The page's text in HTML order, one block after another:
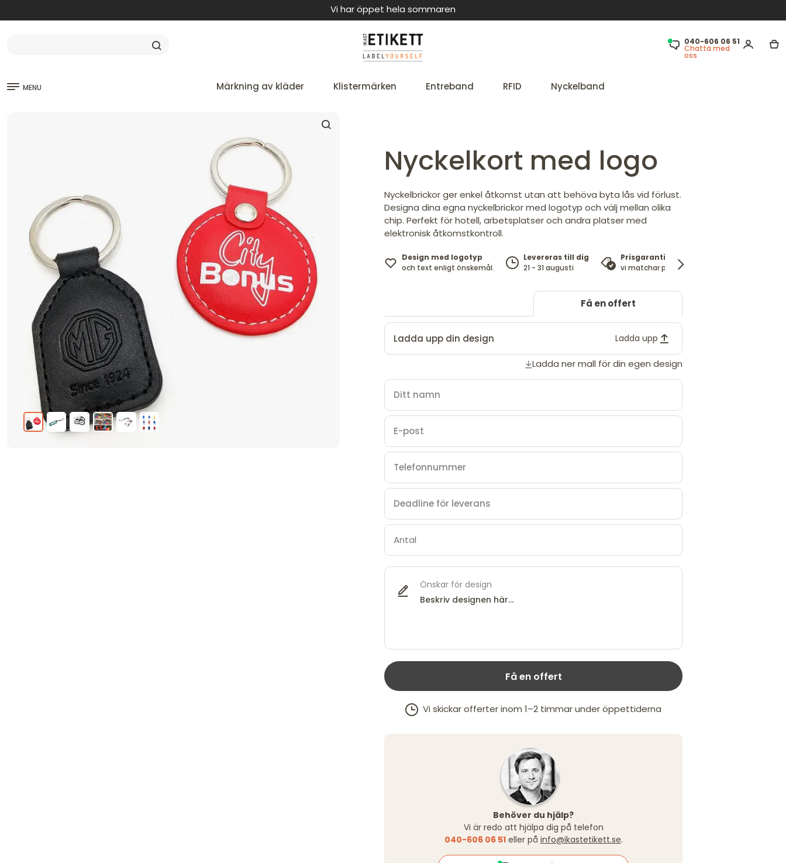
Vi har öppet hela sommaren
040-606 06 51
Chatta med
oss
MENU Märkning av kläder Klistermärken Entreband RFID Nyckelband
Nyckelkort med logo
Nyckelbrickor ger enkel åtkomst utan att behöva byta lås vid förlust.
Designa dina egna nyckelbrickor med logotyp och välj mellan olika
chip. Perfekt för hotell, arbetsplatser och andra platser med
elektronisk åtkomstkontroll.
Design med logotyp
och text enligt önskemål.
Levereras till dig
21 - 31 augusti
Prisgaranti
vi matchar priset
Få en offert
Ladda upp din design Ladda upp
Ladda ner mall för din egen design
Önskar för design
Få en offert
Vi skickar offerter inom 1–2 timmar under öppettiderna
Behöver du hjälp?
Vi är redo att hjälpa dig på telefon
040-606 06 51eller på info@ikastetikett.se.